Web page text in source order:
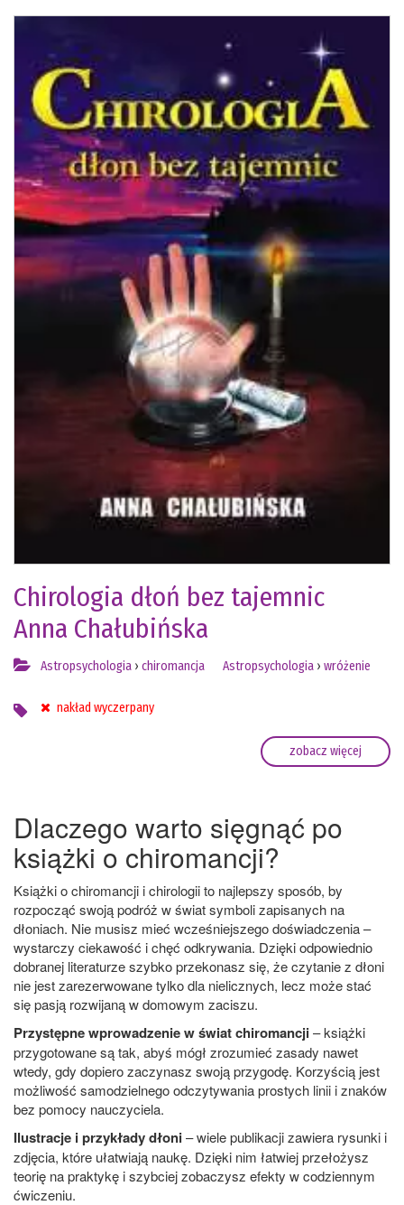
Chirologia dłoń bez tajemnic
Anna Chałubińska
Astropsychologia › chiromancja Astropsychologia › wróżenie
nakład wyczerpany
zobacz więcej
Dlaczego warto sięgnąć po
książki o chiromancji?
Książki o chiromancji i chirologii to najlepszy sposób, by
rozpocząć swoją podróż w świat symboli zapisanych na
dłoniach. Nie musisz mieć wcześniejszego doświadczenia –
wystarczy ciekawość i chęć odkrywania. Dzięki odpowiednio
dobranej literaturze szybko przekonasz się, że czytanie z dłoni
nie jest zarezerwowane tylko dla nielicznych, lecz może stać
się pasją rozwijaną w domowym zaciszu.
Przystępne wprowadzenie w świat chiromancji– książki
przygotowane są tak, abyś mógł zrozumieć zasady nawet
wtedy, gdy dopiero zaczynasz swoją przygodę. Korzyścią jest
możliwość samodzielnego odczytywania prostych linii i znaków
bez pomocy nauczyciela.
Ilustracje i przykłady dłoni– wiele publikacji zawiera rysunki i
zdjęcia, które ułatwiają naukę. Dzięki nim łatwiej przełożysz
teorię na praktykę i szybciej zobaczysz efekty w codziennym
ćwiczeniu.